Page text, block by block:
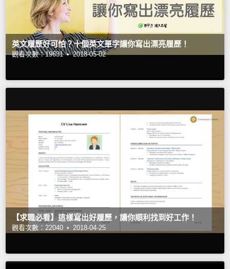
英文履歷好可怕？十個英文單字讓你寫出漂亮履歷！
觀看次數：19631 • 2018-05-02
【求職必看】這樣寫出好履歷，讓你順利找到好工作！
觀看次數：22040 • 2018-04-25